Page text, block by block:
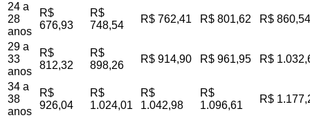
24 a
28
anos
R$
676,93
R$
748,54
R$ 762,41 R$ 801,62 R$ 860,54
29 a
33
anos
R$
812,32
R$
898,26
R$ 914,90 R$ 961,95 R$
34 a
38
anos
R$
926,04
R$
1.024,01
R$
1.042,98
R$
1.096,61
R$